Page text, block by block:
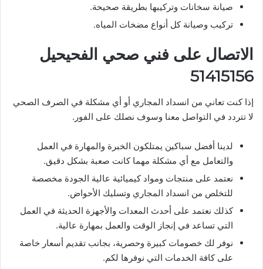
صيانة سخانات وتركيبها بطريقة صحيحة.
تركيب وصيانة كل أنواع مضخات المياه.
الاتصال على فني صحي الفحيحيل
51415156
إذا كنت تعاني من انسداد المجاري أو أي مشكلة في الصرف الصحي
لا تتردد في التواصل معنا وسوف نصلك على الفور.
لدينا أفضل سباكين يمتلكون الخبرة والمهارة في العمل
والتعامل مع أي مشكلة مهما كانت صعبة بشكل دقيق.
نعتمد على منتجات ومواد كيميائية عالية الجودة مخصصة
للتخلص من انسداد المجاري وتسليك الأحواض.
كذلك نعتمد على أحدث المعدات والأجهزة الحديثة في العمل
التي تساعد في إنجاز الوقت والعمل بمهارة عالية.
نوفر لك خصومات كبيرة وحصرية، بجانب تقديم أسعار خاصة
على كافة الخدمات التي نوفرها لكم.